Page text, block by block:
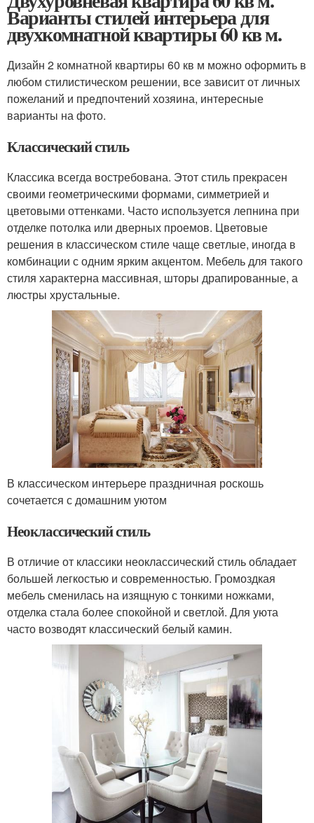
Варианты стилей интерьера для
двухкомнатной квартиры 60 кв м.
Дизайн 2 комнатной квартиры 60 кв м можно оформить в
любом стилистическом решении, все зависит от личных
пожеланий и предпочтений хозяина, интересные
варианты на фото.
Классический стиль
Классика всегда востребована. Этот стиль прекрасен
своими геометрическими формами, симметрией и
цветовыми оттенками. Часто используется лепнина при
отделке потолка или дверных проемов. Цветовые
решения в классическом стиле чаще светлые, иногда в
комбинации с одним ярким акцентом. Мебель для такого
стиля характерна массивная, шторы драпированные, а
люстры хрустальные.
В классическом интерьере праздничная роскошь
сочетается с домашним уютом
Неоклассический стиль
В отличие от классики неоклассический стиль обладает
большей легкостью и современностью. Громоздкая
мебель сменилась на изящную с тонкими ножками,
отделка стала более спокойной и светлой. Для уюта
часто возводят классический белый камин.